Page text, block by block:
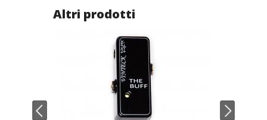
Altri prodotti